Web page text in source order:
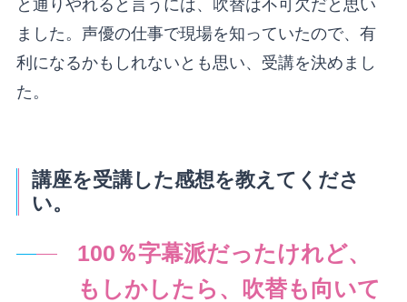
と通りやれると言うには、吹替は不可欠だと思い
ました。声優の仕事で現場を知っていたので、有
利になるかもしれないとも思い、受講を決めまし
た。
講座を受講した感想を教えてくださ
い。
100％字幕派だったけれど、
もしかしたら、吹替も向いて